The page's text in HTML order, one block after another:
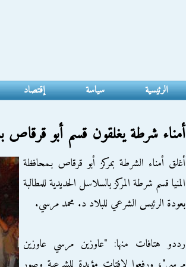
الرئيسية سياسة إقتصاد
أمناء شرطة يغلقون قسم أبو قرقاص
أغلق أمناء الشرطة بمركز أبو قرقاص بـمحافظة
‏المنيا‬ قسم شرطة المركز بالسلاسل الحديدية للمطالبة
بعودة الرئيس الشرعي للبلاد د. محمد مرسي.
رددو هتافات منها: "عاوزين مرسي عاوزين